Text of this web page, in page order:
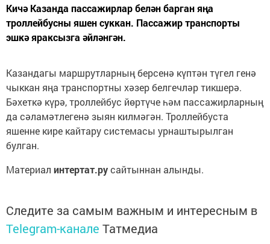
Кичә Казанда пассажирлар белән барган яңа
троллейбусны яшен суккан. Пассажир транспорты
эшкә яраксызга әйләнгән.
Казандагы маршрутларның берсенә күптән түгел генә
чыккан яңа транспортны хәзер белгечләр тикшерә.
Бәхеткә күрә, троллейбус йөртүче һәм пассажирларның
да сәламәтлегенә зыян килмәгән. Троллейбуста
яшенне кире кайтару системасы урнаштырылган
булган.
Материал интертат.русайтыннан алынды.
Следите за самым важным и интересным в
Telegram-канале Татмедиа